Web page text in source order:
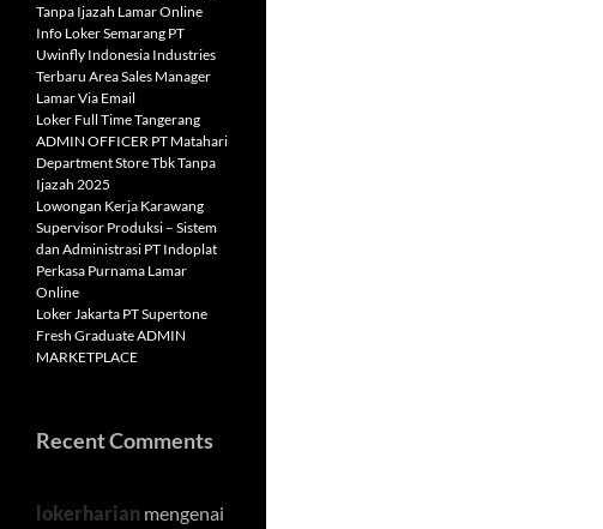
Tanpa Ijazah Lamar Online
Info Loker Semarang PT
Uwinfly Indonesia Industries
Terbaru Area Sales Manager
Lamar Via Email
Loker Full Time Tangerang
ADMIN OFFICER PT Matahari
Department Store Tbk Tanpa
Ijazah 2025
Lowongan Kerja Karawang
Supervisor Produksi – Sistem
dan Administrasi PT Indoplat
Perkasa Purnama Lamar
Online
Loker Jakarta PT Supertone
Fresh Graduate ADMIN
MARKETPLACE
Recent Comments
lokerharian mengenai